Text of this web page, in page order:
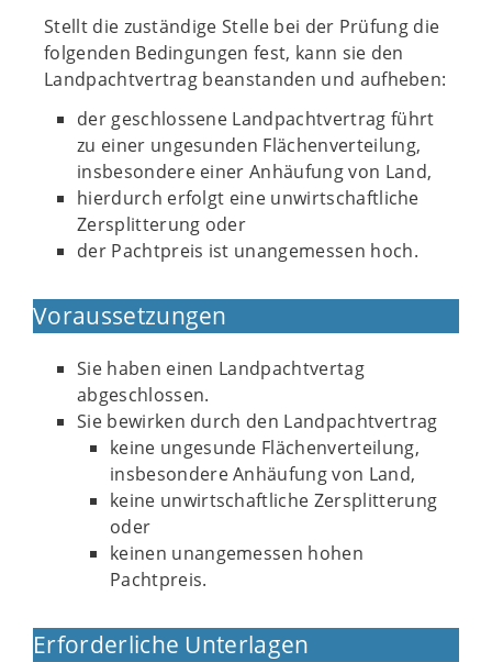
Stellt die zuständige Stelle bei der Prüfung die
folgenden Bedingungen fest, kann sie den
Landpachtvertrag beanstanden und aufheben:
der geschlossene Landpachtvertrag führt
zu einer ungesunden Flächenverteilung,
insbesondere einer Anhäufung von Land,
hierdurch erfolgt eine unwirtschaftliche
Zersplitterung oder
der Pachtpreis ist unangemessen hoch.
Voraussetzungen
Sie haben einen Landpachtvertag
abgeschlossen.
Sie bewirken durch den Landpachtvertrag
keine ungesunde Flächenverteilung,
insbesondere Anhäufung von Land,
keine unwirtschaftliche Zersplitterung
oder
keinen unangemessen hohen
Pachtpreis.
Erforderliche Unterlagen